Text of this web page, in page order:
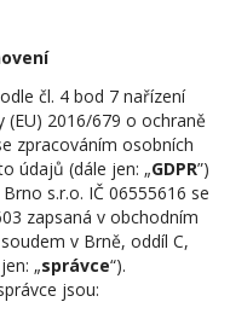
čl. 4 bod 7 nařízení
(EU) 2016/679 o ochraně
zpracováním osobních
údajů (dále jen: „GDPR”)
s.r.o. IČ 06555616 se
zapsaná v obchodním
v Brně, oddíl C,
„správce“).
jsou: